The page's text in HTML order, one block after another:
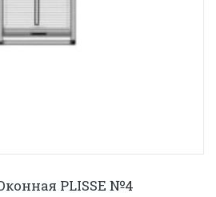
PLISSE №4